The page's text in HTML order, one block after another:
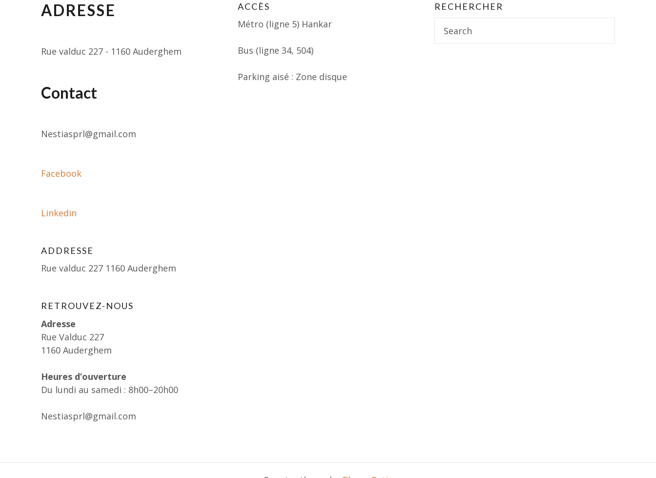
ADRESSE
Rue valduc 227 - 1160 Auderghem
Contact
Nestiasprl@gmail.com
Facebook
Linkedin
ADDRESSE
Rue valduc 227 1160 Auderghem
RETROUVEZ-NOUS
Adresse
Rue Valduc 227
1160 Auderghem
Heures d’ouverture
Du lundi au samedi : 8h00–20h00
Nestiasprl@gmail.com
ACCÈS
Métro (ligne 5) Hankar
Bus (ligne 34, 504)
Parking aisé : Zone disque
RECHERCHER
for: